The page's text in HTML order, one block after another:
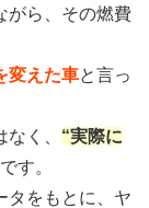
がら、その燃費
変えた車と言っ
く、 “実際に
です。
タをもとに、ヤ